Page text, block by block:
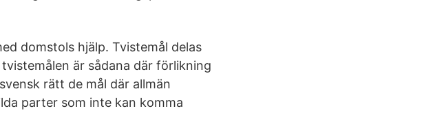
domstols hjälp. Tvistemål delas
är sådana där förlikning
rätt de mål där allmän
parter som inte kan komma